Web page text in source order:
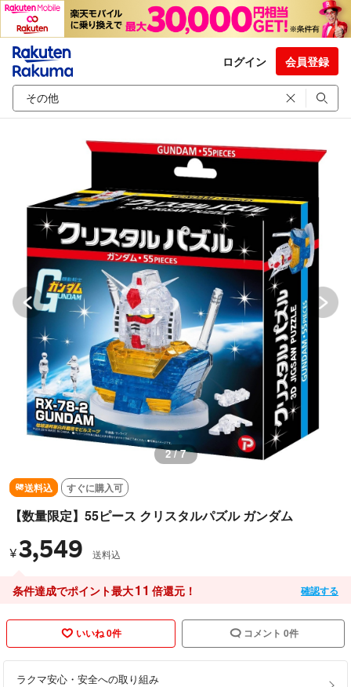
ログイン 会員登録
2 / 7
送料込 すぐに購入可
【数量限定】55ピース クリスタルパズル ガンダム
¥3,549 送料込
条件達成でポイント最大11 倍還元！ 確認する
いいね 0件 コメント 0件
ラクマ安心・安全への取り組み